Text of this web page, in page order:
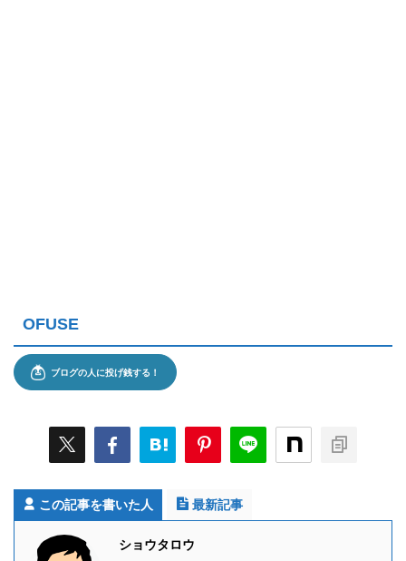
OFUSE
この記事を書いた人 最新記事
ショウタロウ